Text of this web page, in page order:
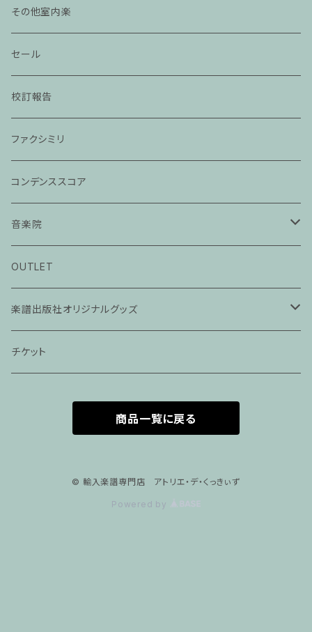
その他室内楽
セール
校訂報告
ファクシミリ
コンデンススコア
音楽院
ピアノ科３０分レッスン
ピアノ科４５分レッスン
家族割プラン
家族割適用プラン2
声楽ピアノ４５分レッスン
ヴァイオリンピアノ６０分レッスン
OUTLET
楽譜出版社オリジナルグッズ
アパレル
チケット
商品一覧に戻る
© 輸入楽譜専門店 アトリエ・デ・くっきぃず
Powered by